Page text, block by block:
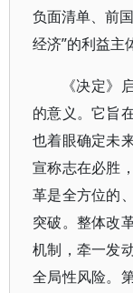
负面清单、前
经济”的利益主
《决定》
的意义。它旨
也着眼确定未
宣称志在必胜
革是全方位的
突破。整体改
机制，牵一发
全局性风险。